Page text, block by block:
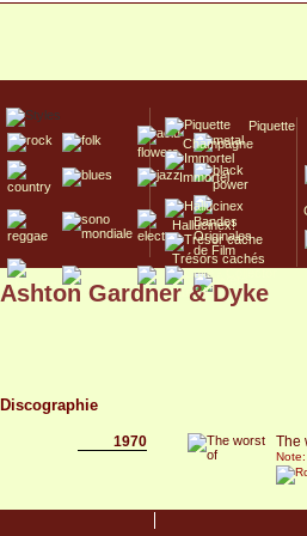
Piquette
Champagne
Immortel
Hallucinex!
Trésors cachés
Culte/Collector
Ashton Gardner & Dyke
Discographie
1970 The